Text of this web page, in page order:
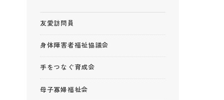
友愛訪問員
身体障害者福祉協議会
手をつなぐ育成会
母子寡婦福祉会